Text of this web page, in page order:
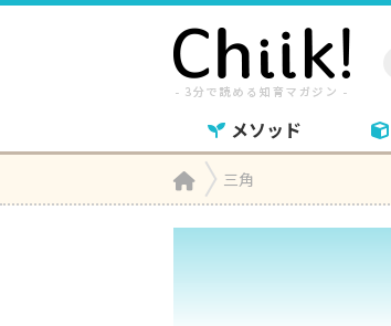
メソッド
Home三角